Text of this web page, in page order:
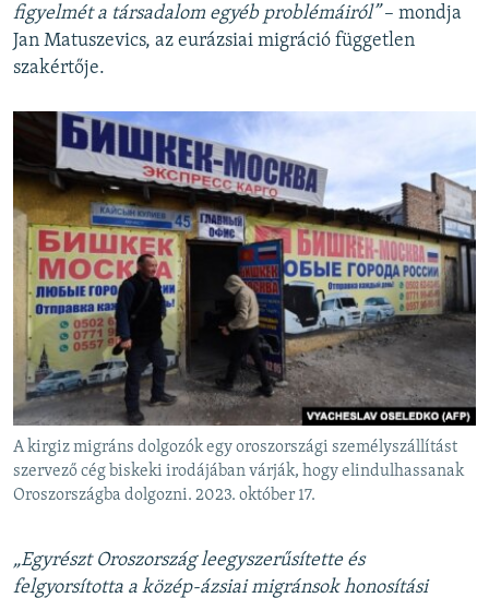
figyelmét a társadalom egyéb problémáiról”– mondja
Jan Matuszevics, az eurázsiai migráció független
szakértője.
A kirgiz migráns dolgozók egy oroszországi személyszállítást
szervező cég biskeki irodájában várják, hogy elindulhassanak
Oroszországba dolgozni. 2023. október 17.
„Egyrészt Oroszország leegyszerűsítette és
felgyorsította a közép-ázsiai migránsok honosítási